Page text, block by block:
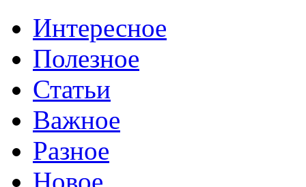
Интересное
Полезное
Статьи
Важное
Разное